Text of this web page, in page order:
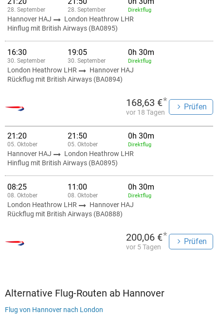
28. September 28. September Direktflug
Hannover HAJ
London Heathrow LHR
Hinflug mit British Airways (BA0895)
16:30
30. September
19:05
30. September
0h 30m
Direktflug
London Heathrow LHR
Hannover HAJ
Rückflug mit British Airways (BA0894)
168,63 €*
vor 18 Tagen
Prüfen
21:20
05. Oktober
21:50
05. Oktober
0h 30m
Direktflug
Hannover HAJ
London Heathrow LHR
Hinflug mit British Airways (BA0895)
08:25
08. Oktober
11:00
08. Oktober
0h 30m
Direktflug
London Heathrow LHR
Hannover HAJ
Rückflug mit British Airways (BA0888)
200,06 €*
vor 5 Tagen
Prüfen
Alternative Flug-Routen ab Hannover
Flug von Hannover nach London